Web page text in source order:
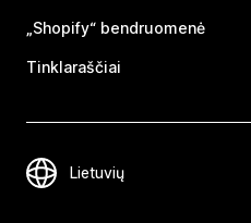
„Shopify“ bendruomenė
Tinklaraščiai